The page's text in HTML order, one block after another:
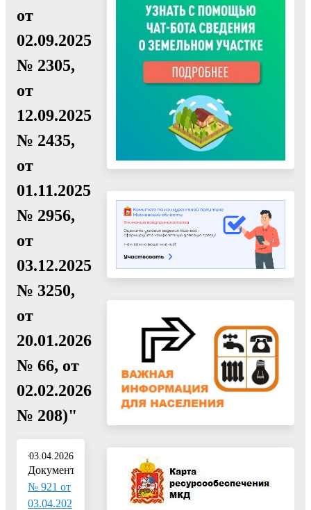
от
02.09.2025
№ 2305,
от
12.09.2025
№ 2435,
от
01.11.2025
№ 2956,
от
03.12.2025
№ 3250,
от
20.01.2026
№ 66, от
02.02.2026
№ 208)"
03.04.2026
Документ:
№ 921 от
03.04.202